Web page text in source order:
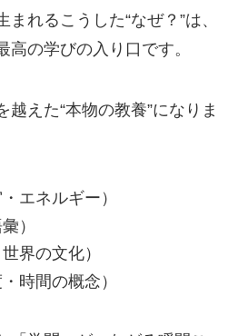
れるこうした“なぜ？”は、
の学びの入り口です。
越えた“本物の教養”になりま
エネルギー）
）
界の文化）
時間の概念）